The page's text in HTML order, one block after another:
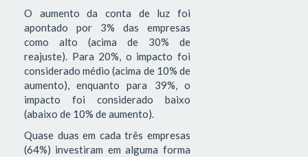
O aumento da conta de luz foi
apontado por 3% das empresas
como alto (acima de 30% de
reajuste). Para 20%, o impacto foi
considerado médio (acima de 10% de
aumento), enquanto para 39%, o
impacto foi considerado baixo
(abaixo de 10% de aumento).
Quase duas em cada três empresas
(64%) investiram em alguma forma